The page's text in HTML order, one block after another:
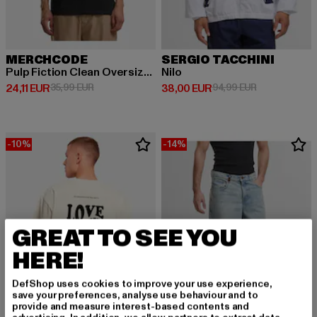
MERCHCODE
Pulp Fiction Clean Oversize Tee
24,11 EUR
Derzeitiger Preis: 24,11 EUR
35,99 EURAktionspreis: 35,99 EUR
SERGIO TACCHINI
Nilo
38,00 EUR
Derzeitiger Preis: 38,00 EUR
94,99 EURAktionspreis:
-10% -14%
GREAT TO SEE YOU
HERE!
DefShop uses cookies to improve your use experience,
save your preferences, analyse use behaviour and to
provide and measure interest-based contents and